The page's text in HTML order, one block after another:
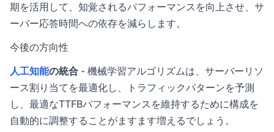
期を活用して、知覚されるパフォーマンスを向上させ、サ
ーバー応答時間への依存を減らします。
今後の方向性
人工知能の統合 - 機械学習アルゴリズムは、サーバーリソ
ース割り当てを最適化し、トラフィックパターンを予測
し、最適なTTFBパフォーマンスを維持するために構成を
自動的に調整することがますます増えるでしょう。